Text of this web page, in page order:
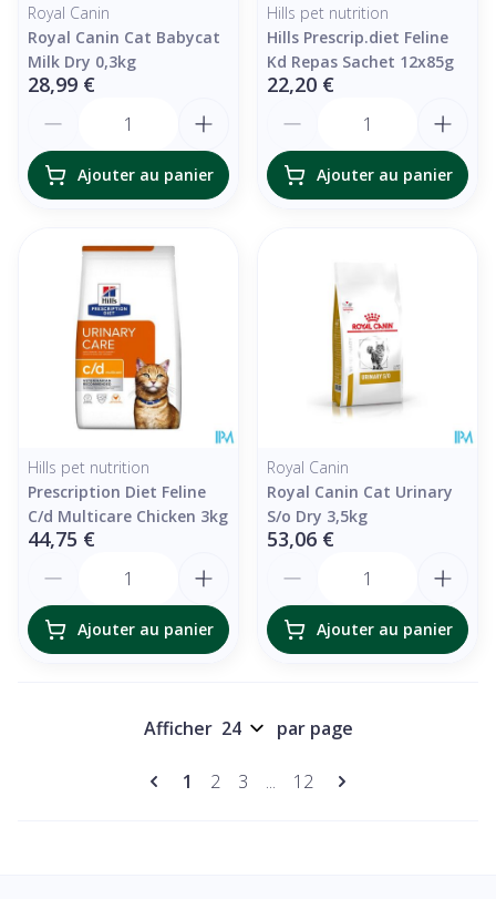
Royal Canin
Royal Canin Cat Babycat
Milk Dry 0,3kg
28,99 €
Ajouter au panier
Hills pet nutrition
Hills Prescrip.diet Feline
Kd Repas Sachet 12x85g
22,20 €
Ajouter au panier
Hills pet nutrition
Prescription Diet Feline
C/d Multicare Chicken 3kg
44,75 €
Ajouter au panier
Royal Canin
Royal Canin Cat Urinary
S/o Dry 3,5kg
53,06 €
Ajouter au panier
Pages
Vous lisez actuellement la page
1 Page
2 Page
3 ... Page
12
Afficher par page